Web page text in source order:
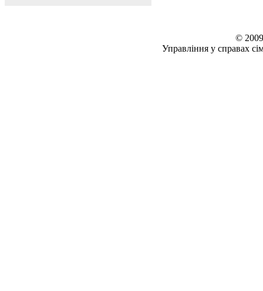
©
Управління у справах